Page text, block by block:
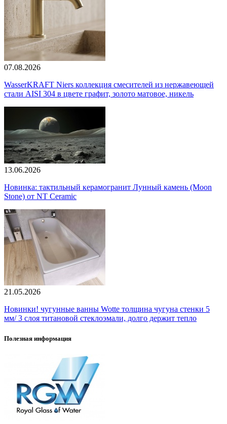
07.08.2026
WasserKRAFT Niers коллекция смесителей из нержавеющей
стали AISI 304 в цвете графит, золото матовое, никель
13.06.2026
Новинка: тактильный керамогранит Лунный камень (Moon
Stone) от NT Ceramic
21.05.2026
Новинки! чугунные ванны Wotte толщина чугуна стенки 5
мм/ 3 слоя титановой стеклоэмали, долго держит тепло
Полезная информация